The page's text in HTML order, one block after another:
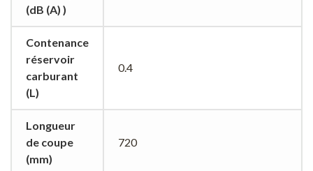
(dB (A) )
Contenance
réservoir
carburant
(L)
0.4
Longueur
de coupe
(mm)
720